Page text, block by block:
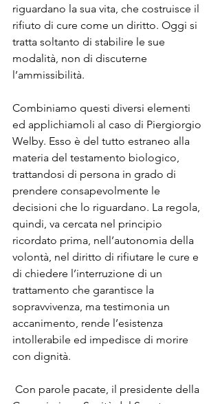
riguardano la sua vita, che costruisce il
rifiuto di cure come un diritto. Oggi si
tratta soltanto di stabilire le sue
modalità, non di discuterne
l’ammissibilità.
Combiniamo questi diversi elementi
ed applichiamoli al caso di Piergiorgio
Welby. Esso è del tutto estraneo alla
materia del testamento biologico,
trattandosi di persona in grado di
prendere consapevolmente le
decisioni che lo riguardano. La regola,
quindi, va cercata nel principio
ricordato prima, nell’autonomia della
volontà, nel diritto di rifiutare le cure e
di chiedere l’interruzione di un
trattamento che garantisce la
sopravvivenza, ma testimonia un
accanimento, rende l’esistenza
intollerabile ed impedisce di morire
con dignità.
Con parole pacate, il presidente della